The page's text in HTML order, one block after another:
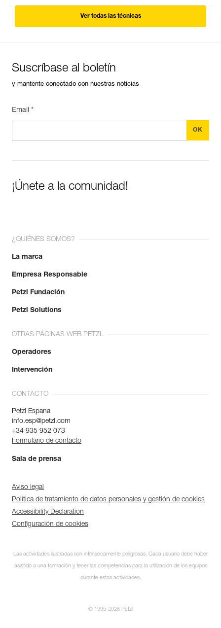
Ver todas las técnicas
Suscríbase al boletín
y mantente conectado con nuestras noticias
Email *
¡Únete a la comunidad!
¿QUIÉNES SOMOS?
La marca
Empresa Responsable
Petzl Fundación
Petzl Solutions
OTRAS PÁGINAS WEB PETZL
Operadores
Intervención
CONTACTO
Petzl Espana
info.esp@petzl.com
+34 935 952 073
Formulario de contacto
Sala de prensa
Aviso legal
Política de tratamiento de datos personales y gestión de cookies
Accessibility Declaration
Configuración de cookies
Las actividades ilustradas son intrínsecamente peligrosas. Cada usuario debe haber
asistido a una formación y tener las competencias para la utilización de los equipos
durante estas actividades.
© 1995-2026 Petzl